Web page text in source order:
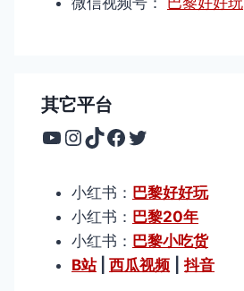
其它平台
YouTube
Instagram
TikTok
Facebook
Twitter
小红书： 巴黎好好玩
小红书： 巴黎20年
小红书： 巴黎小吃货
B站| 西瓜视频 抖音